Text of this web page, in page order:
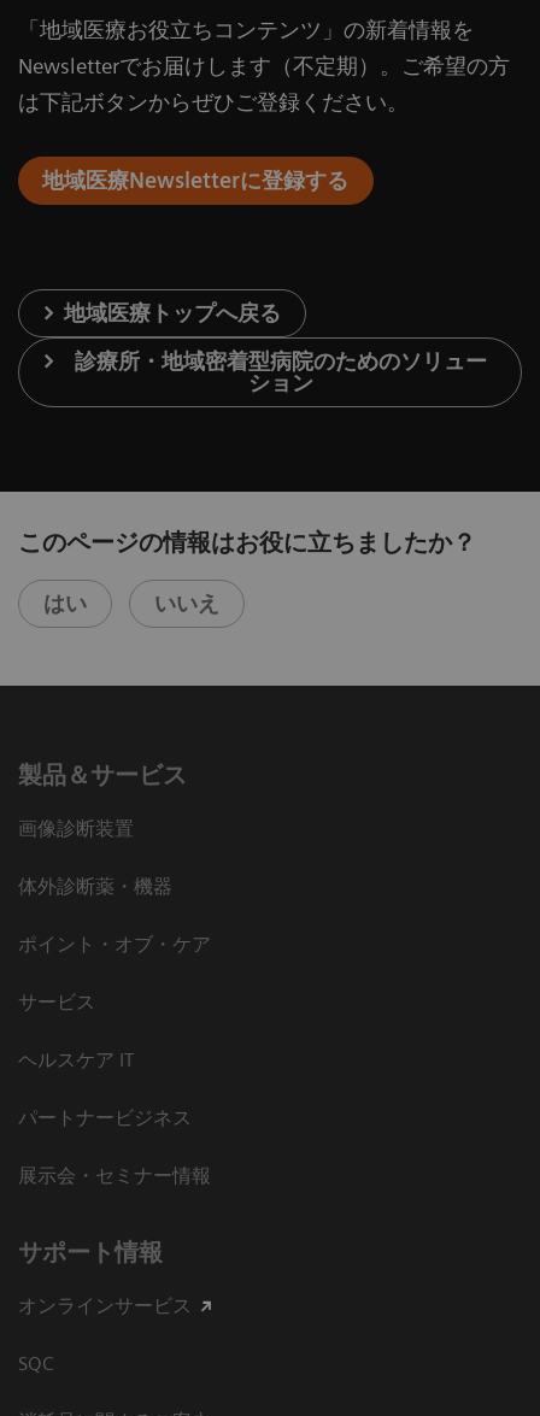
「地域医療お役立ちコンテンツ」の新着情報を
Newsletterでお届けします（不定期）。ご希望の方
は下記ボタンからぜひご登録ください。
地域医療Newsletterに登録する
地域医療トップへ戻る
診療所・地域密着型病院のためのソリュー
ション
このページの情報はお役に立ちましたか？
はい いいえ
製品＆サービス
画像診断装置
体外診断薬・機器
ポイント・オブ・ケア
サービス
ヘルスケア IT
パートナービジネス
展示会・セミナー情報
サポート情報
オンラインサービス
SQC